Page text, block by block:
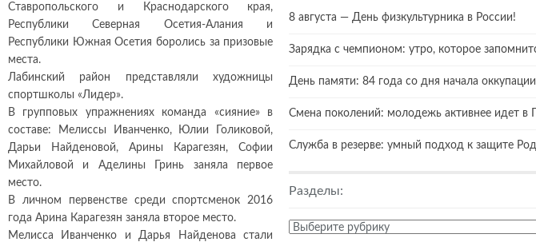
Ставропольского и Краснодарского края,
Республики Северная Осетия-Алания и
Республики Южная Осетия боролись за призовые
места.
Лабинский район представляли художницы
спортшколы «Лидер».
В групповых упражнениях команда «сияние» в
составе: Мелиссы Иванченко, Юлии Голиковой,
Дарьи Найденовой, Арины Карагезян, Софии
Михайловой и Аделины Гринь заняла первое
место.
В личном первенстве среди спортсменок 2016
года Арина Карагезян заняла второе место.
Мелисса Иванченко и Дарья Найденова стали
8 августа — День физкультурника в России!
Зарядка с чемпионом: утро, которое
День памяти: 84 года со дня начала
Смена поколений: молодежь активнее идет в
Служба в резерве: умный подход к защите
Разделы:
Разделы: